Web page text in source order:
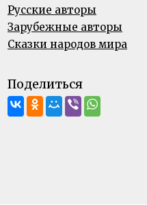
Русские авторы
Зарубежные авторы
Сказки народов мира
Поделиться